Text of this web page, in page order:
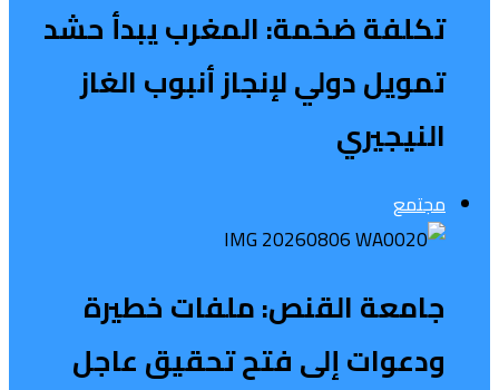
تكلفة ضخمة: المغرب يبدأ حشد
تمويل دولي لإنجاز أنبوب الغاز
النيجيري
مجتمع
جامعة القنص: ملفات خطيرة
ودعوات إلى فتح تحقيق عاجل